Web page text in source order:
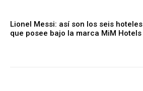
Lionel Messi: así son los seis hoteles
que posee bajo la marca MiM Hotels